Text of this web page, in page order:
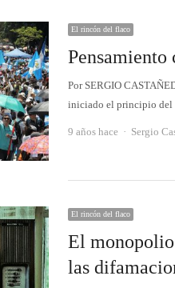
El rincón del flaco
Por SERGIO
iniciado el principio del
9 años hace Autor
Sergio
El rincón del flaco
El
las